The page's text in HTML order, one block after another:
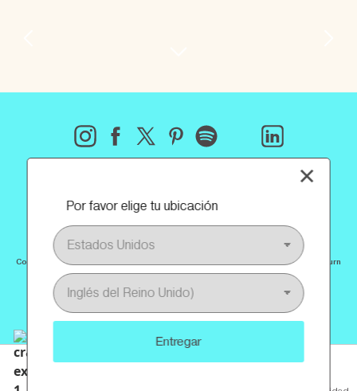
×
Por favor elige tu ubicación
Entregar
#Cranbourn #AntraManera
Comparte la foto de tu producto en las redes sociales, etiquetando a @cranbourn